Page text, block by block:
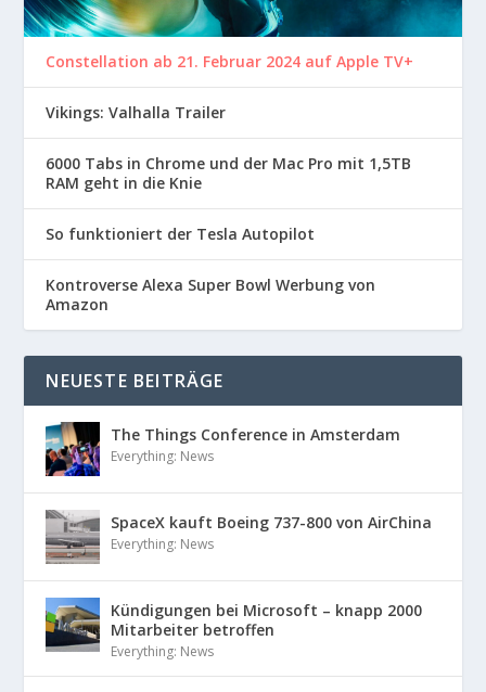
Constellation ab 21. Februar 2024 auf Apple TV+
Vikings: Valhalla Trailer
6000 Tabs in Chrome und der Mac Pro mit 1,5TB
RAM geht in die Knie
So funktioniert der Tesla Autopilot
Kontroverse Alexa Super Bowl Werbung von
Amazon
NEUESTE BEITRÄGE
The Things Conference in Amsterdam
Everything: News
SpaceX kauft Boeing 737-800 von AirChina
Everything: News
Kündigungen bei Microsoft – knapp 2000
Mitarbeiter betroffen
Everything: News